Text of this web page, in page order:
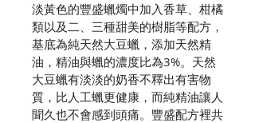
淡黃色的豐盛蠟燭中加入香草、柑橘
類以及二、三種甜美的樹脂等配方，
基底為純天然大豆蠟，添加天然精
油，精油與蠟的濃度比為3%。天然
大豆蠟有淡淡的奶香不釋出有害物
質，比人工蠟更健康，而純精油讓人
聞久也不會感到頭痛。豐盛配方裡共